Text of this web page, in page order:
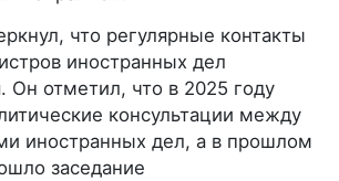
что регулярные контакты
иностранных дел
Он отметил, что в 2025 году
консультации между
иностранных дел, а в прошлом
заседание